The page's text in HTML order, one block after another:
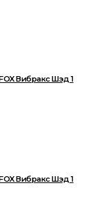
Вибракс Шэд 1
Вибракс Шэд 1